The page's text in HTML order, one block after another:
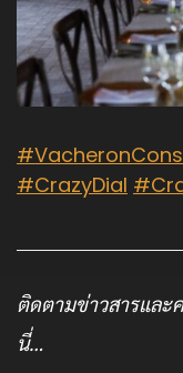
#CrazyDial
ติดตามข่าวสารและ
นี่…